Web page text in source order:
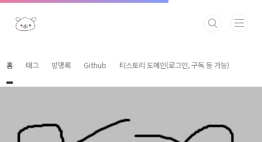
본문 바로가기
홈 태그 방명록 Github 티스토리 도메인(로그인, 구독 등 가능)